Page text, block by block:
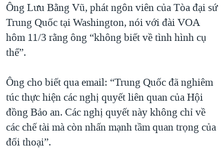
Ông Lưu Bằng Vũ, phát ngôn viên của Tòa đại sứ
Trung Quốc tại Washington, nói với đài VOA
hôm 11/3 rằng ông “không biết về tình hình cụ
thể”.
Ông cho biết qua email: “Trung Quốc đã nghiêm
túc thực hiện các nghị quyết liên quan của Hội
đồng Bảo an. Các nghị quyết này không chỉ về
các chế tài mà còn nhấn mạnh tầm quan trọng của
đối thoại”.